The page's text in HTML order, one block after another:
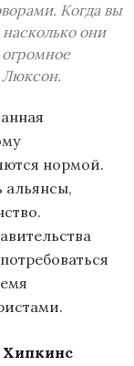
Когда вы
они
нормой.
альянсы,
Хипкинс